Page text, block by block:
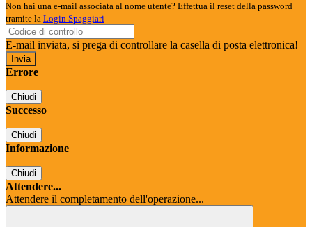
Non hai una e-mail associata al nome utente? Effettua il reset della password
tramite la Login Spaggiari
E-mail inviata, si prega di controllare la casella di posta elettronica!
Errore
Chiudi
Successo
Chiudi
Informazione
Chiudi
Attendere...
Attendere il completamento dell'operazione...